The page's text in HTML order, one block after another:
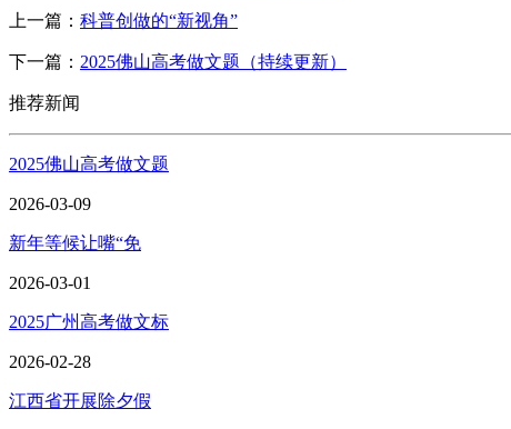
上一篇： 科普创做的“新视角”
下一篇： 2025佛山高考做文题（持续更新）
推荐新闻
2025佛山高考做文题
2026-03-09
新年等候让嘴“免
2026-03-01
2025广州高考做文标
2026-02-28
江西省开展除夕假